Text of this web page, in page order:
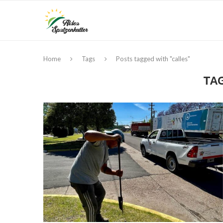
Home Tags Posts tagged with "calles"